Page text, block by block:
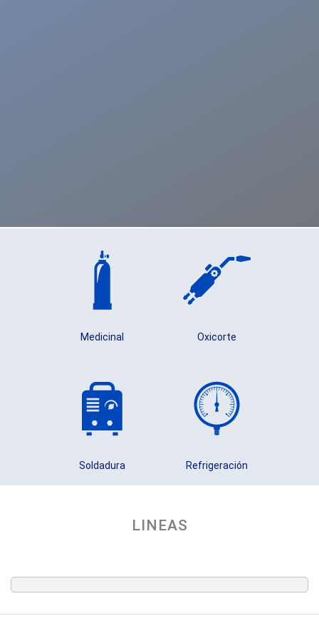
Medicinal Oxicorte
Soldadura Refrigeración
LINEAS